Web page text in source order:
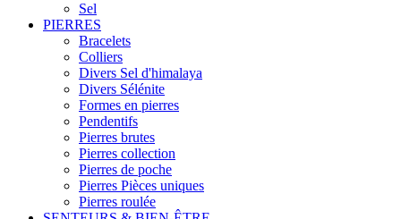
Sel
PIERRES
Bracelets
Colliers
Divers Sel d'himalaya
Divers Sélénite
Formes en pierres
Pendentifs
Pierres brutes
Pierres collection
Pierres de poche
Pierres Pièces uniques
Pierres roulée